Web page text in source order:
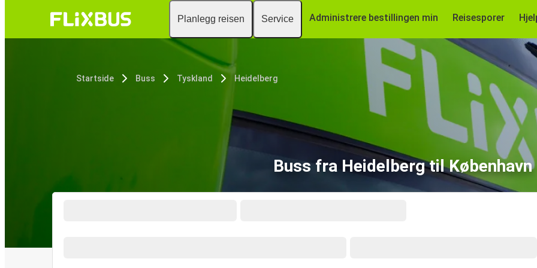
Planlegg reisen Service Administrere bestillingen min Reisesporer
Startside Buss Tyskland Heidelberg
Buss fra Heidelberg til København